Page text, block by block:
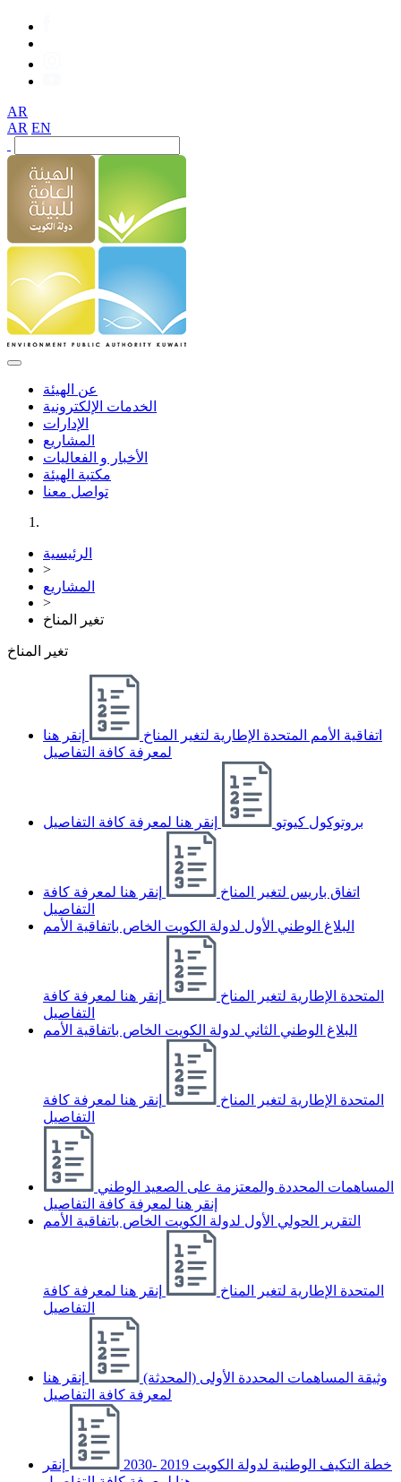
AR
AR EN
عن الهيئة
الخدمات الإلكترونية
الإدارات
المشاريع
الأخبار و الفعاليات
مكتبة الهيئة
تواصل معنا
الرئيسية
>
المشاريع
>
تغير المناخ
تغير المناخ
اتفاقية الأمم المتحدة الإطارية لتغير المناخ
إنقر هنا
لمعرفة كافة التفاصيل
بروتوكول كيوتو إنقر هنا لمعرفة كافة التفاصيل
اتفاق باريس لتغير المناخ
إنقر هنا لمعرفة كافة
التفاصيل
البلاغ الوطني الأول لدولة الكويت الخاص باتفاقية الأمم
المتحدة الإطارية لتغير المناخ
إنقر هنا لمعرفة كافة
التفاصيل
البلاغ الوطني الثاني لدولة الكويت الخاص باتفاقية الأمم
المتحدة الإطارية لتغير المناخ
إنقر هنا لمعرفة كافة
التفاصيل
المساهمات المحددة والمعتزمة على الصعيد الوطني
إنقر هنا لمعرفة كافة التفاصيل
التقرير الحولي الأول لدولة الكويت الخاص باتفاقية الأمم
المتحدة الإطارية لتغير المناخ
إنقر هنا لمعرفة كافة
التفاصيل
وثيقة المساهمات المحددة الأولى (المحدثة)
إنقر هنا
لمعرفة كافة التفاصيل
خطة التكيف الوطنية لدولة الكويت 2019 -2030
إنقر